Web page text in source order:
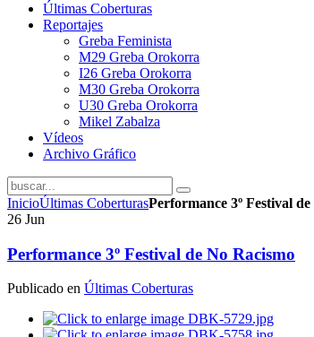
Últimas Coberturas
Reportajes
Greba Feminista
M29 Greba Orokorra
I26 Greba Orokorra
M30 Greba Orokorra
U30 Greba Orokorra
Mikel Zabalza
Vídeos
Archivo Gráfico
InicioÚltimas CoberturasPerformance 3º Festival
26 Jun
Performance 3º Festival de No Racismo
Publicado en Últimas Coberturas